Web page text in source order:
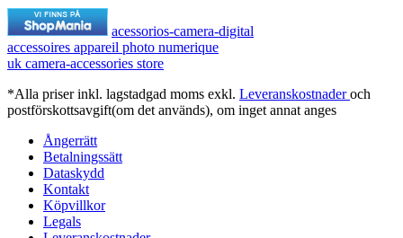
acessorios-camera-digital
accessoires appareil photo numerique
uk camera-accessories store
*Alla priser inkl. lagstadgad moms exkl. Leveranskostnaderoch
postförskottsavgift(om det används), om inget annat anges
Ångerrätt
Betalningssätt
Dataskydd
Kontakt
Köpvillkor
Legals